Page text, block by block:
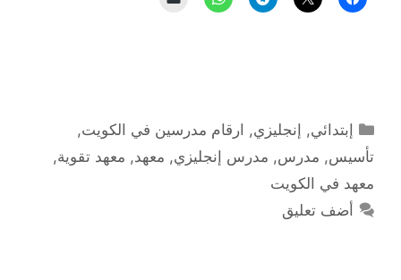
التصنيفات
إبتدائي, إنجليزي, ارقام مدرسين في الكويت,
تأسيس, مدرس, مدرس إنجليزي, معهد, معهد تقوية,
معهد في الكويت
أضف تعليق